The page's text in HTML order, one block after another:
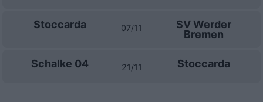
Stoccarda 07/11
SV Werder
Bremen
Schalke 04 21/11 Stoccarda